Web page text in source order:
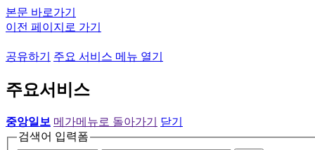
본문 바로가기
이전 페이지로 가기
공유하기 주요 서비스 메뉴 열기
주요서비스
중앙일보 메가메뉴로 돌아가기
닫기
검색어 입력폼